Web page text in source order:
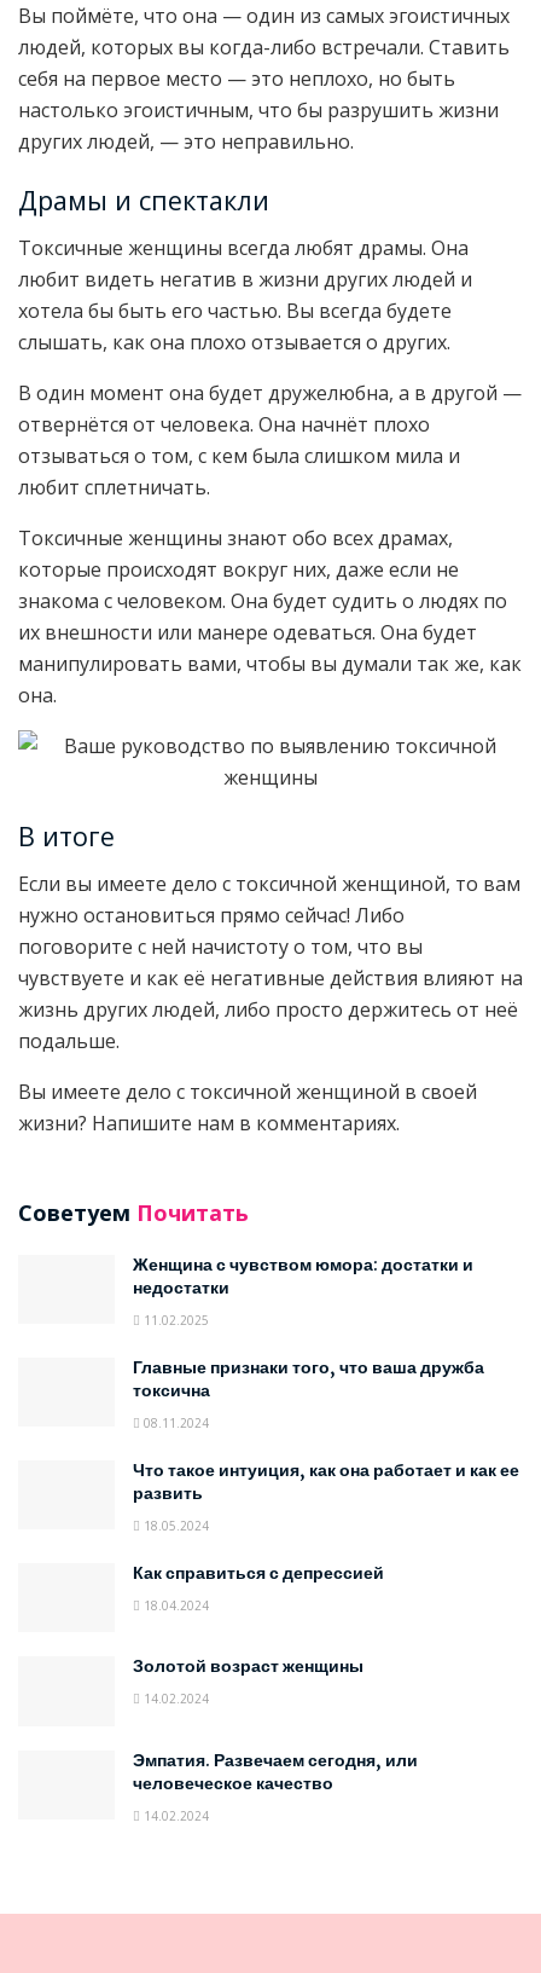
Вы поймёте, что она — один из самых эгоистичных
людей, которых вы когда-либо встречали. Ставить
себя на первое место — это неплохо, но быть
настолько эгоистичным, что бы разрушить жизни
других людей, — это неправильно.
Драмы и спектакли
Токсичные женщины всегда любят драмы. Она
любит видеть негатив в жизни других людей и
хотела бы быть его частью. Вы всегда будете
слышать, как она плохо отзывается о других.
В один момент она будет дружелюбна, а в другой —
отвернётся от человека. Она начнёт плохо
отзываться о том, с кем была слишком мила и
любит сплетничать.
Токсичные женщины знают обо всех драмах,
которые происходят вокруг них, даже если не
знакома с человеком. Она будет судить о людях по
их внешности или манере одеваться. Она будет
манипулировать вами, чтобы вы думали так же, как
она.
В итоге
Если вы имеете дело с токсичной женщиной, то вам
нужно остановиться прямо сейчас! Либо
поговорите с ней начистоту о том, что вы
чувствуете и как её негативные действия влияют на
жизнь других людей, либо просто держитесь от неё
подальше.
Вы имеете дело с токсичной женщиной в своей
жизни? Напишите нам в комментариях.
Советуем Почитать
Женщина с чувством юмора: достатки и
недостатки
11.02.2025
Главные признаки того, что ваша дружба
токсична
08.11.2024
Что такое интуиция, как она работает и как ее
развить
18.05.2024
Как справиться с депрессией
18.04.2024
Золотой возраст женщины
14.02.2024
Эмпатия. Развечаем сегодня, или
человеческое качество
14.02.2024